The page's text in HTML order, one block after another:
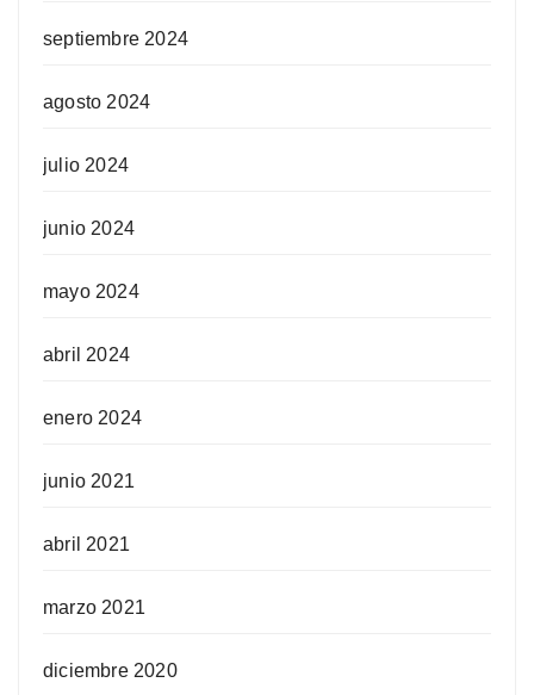
septiembre 2024
agosto 2024
julio 2024
junio 2024
mayo 2024
abril 2024
enero 2024
junio 2021
abril 2021
marzo 2021
diciembre 2020